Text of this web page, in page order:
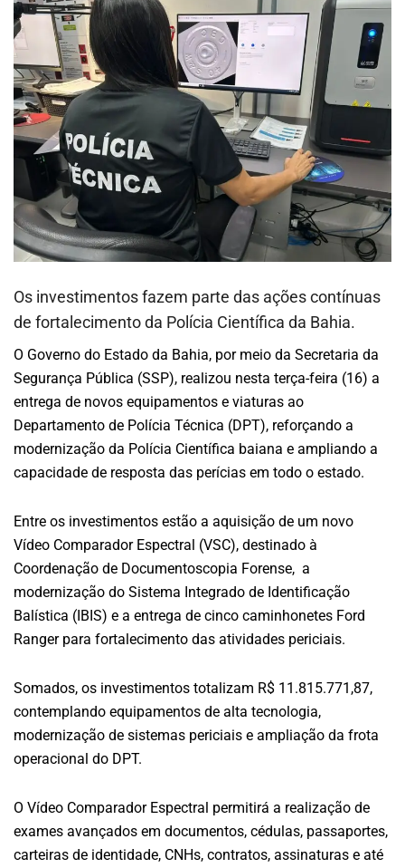
Os investimentos fazem parte das ações contínuas
de fortalecimento da Polícia Científica da Bahia.
O Governo do Estado da Bahia, por meio da Secretaria da
Segurança Pública (SSP), realizou nesta terça-feira (16) a
entrega de novos equipamentos e viaturas ao
Departamento de Polícia Técnica (DPT), reforçando a
modernização da Polícia Científica baiana e ampliando a
capacidade de resposta das perícias em todo o estado.
Entre os investimentos estão a aquisição de um novo
Vídeo Comparador Espectral (VSC), destinado à
Coordenação de Documentoscopia Forense, a
modernização do Sistema Integrado de Identificação
Balística (IBIS) e a entrega de cinco caminhonetes Ford
Ranger para fortalecimento das atividades periciais.
Somados, os investimentos totalizam R$ 11.815.771,87,
contemplando equipamentos de alta tecnologia,
modernização de sistemas periciais e ampliação da frota
operacional do DPT.
O Vídeo Comparador Espectral permitirá a realização de
exames avançados em documentos, cédulas, passaportes,
carteiras de identidade, CNHs, contratos, assinaturas e até